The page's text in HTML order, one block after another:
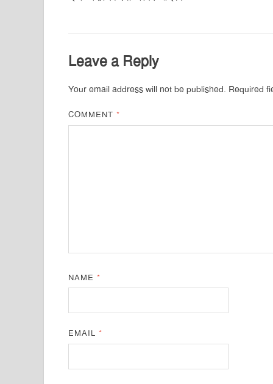
Leave a Reply
Your email address will not be published. Required
COMMENT*
NAME*
EMAIL*